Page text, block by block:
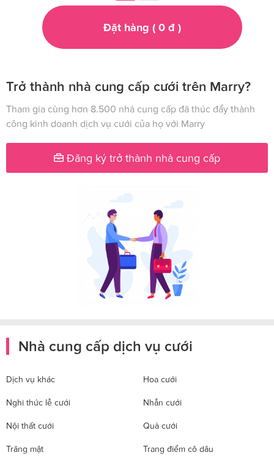
Đặt hàng ( 0đ )
Trở thành nhà cung cấp cưới trên Marry?
Tham gia cùng hơn 8.500 nhà cung cấp đã thúc đẩy thành
công kinh doanh dịch vụ cưới của họ với Marry
Đăng ký trở thành nhà cung cấp
Nhà cung cấp dịch vụ cưới
Dịch vụ khác Hoa cưới
Nghi thức lễ cưới Nhẫn cưới
Nội thất cưới Quà cưới
Trăng mật Trang điểm cô dâu